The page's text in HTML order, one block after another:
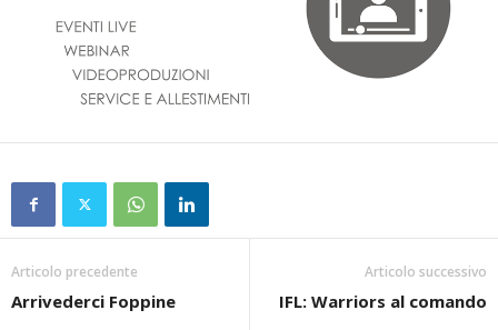
Articolo precedente
Arrivederci Foppine
Articolo successivo
IFL: Warriors al comando